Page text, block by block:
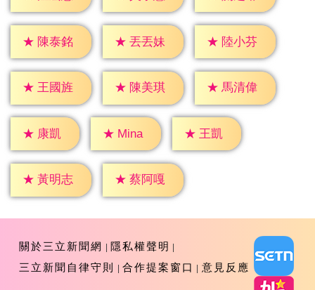
★ 陳泰銘 ★ 丟丟妹 ★ 陸小芬
★ 王國旌 ★ 陳美琪 ★ 馬清偉
★ 康凱 ★ Mina ★ 王凱
★ 黃明志 ★ 蔡阿嘎
關於三立新聞網
隱私權聲明
三立新聞自律守則
合作提案窗口 意見反應